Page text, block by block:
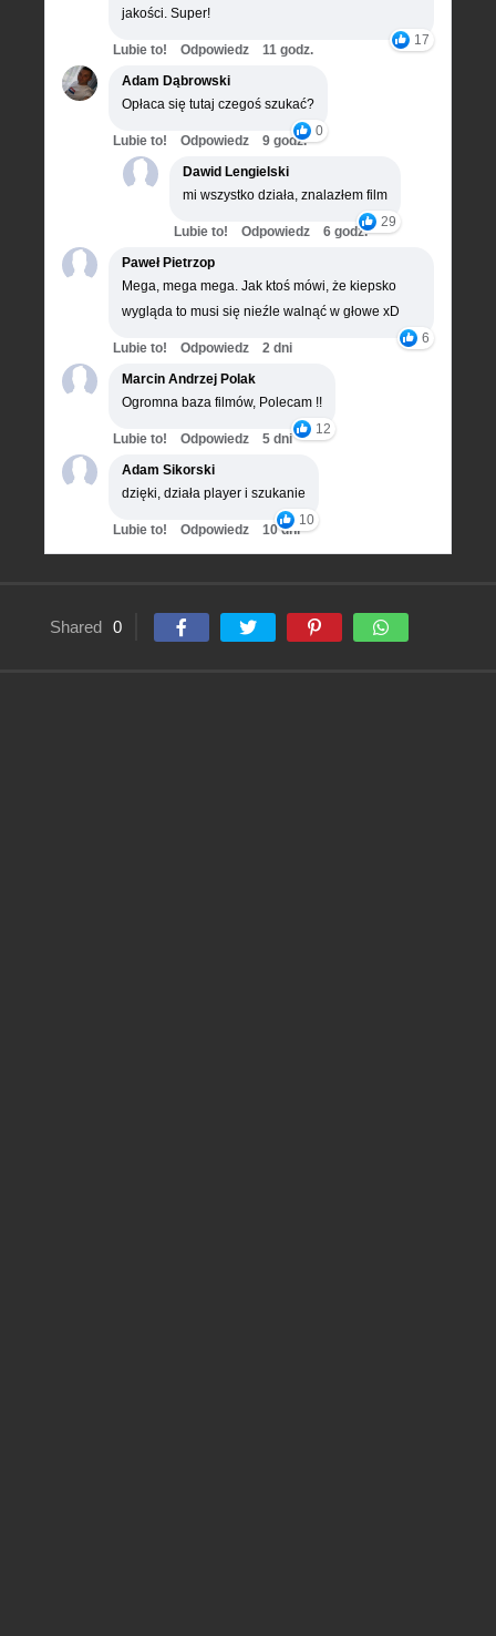
jakości. Super!
17
Lubie to! Odpowiedz
11 godz.
Adam Dąbrowski
Opłaca się tutaj czegoś szukać?
0
Lubie to! Odpowiedz
9 godz.
Dawid Lengielski
mi wszystko działa, znalazłem film
29
Lubie to! Odpowiedz
6 godz.
Paweł Pietrzop
Mega, mega mega. Jak ktoś mówi, że kiepsko
wygląda to musi się nieźle walnąć w głowe xD
6
Lubie to! Odpowiedz
2 dni
Marcin Andrzej Polak
Ogromna baza filmów, Polecam !!
12
Lubie to! Odpowiedz
5 dni
Adam Sikorski
dzięki, działa player i szukanie
10
Lubie to! Odpowiedz 10 dni
Shared 0